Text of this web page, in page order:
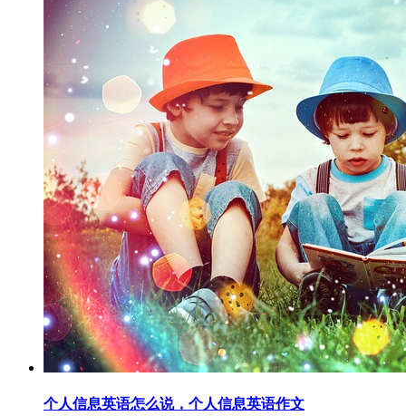
个人信息英语怎么说，个人信息英语作文